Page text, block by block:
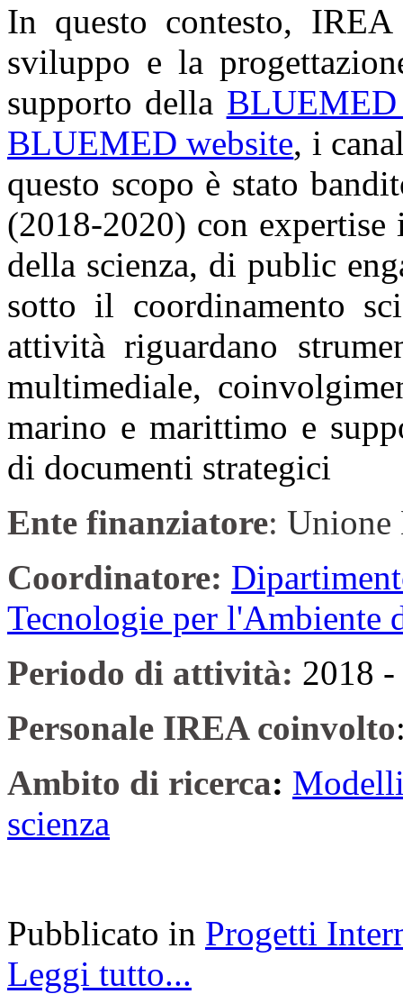
In questo contesto,
sviluppo e la
supporto della
BLUEMED website, i
questo scopo è stato
(2018-2020) con
della scienza, di public
sotto il coordinamento
attività riguardano
multimediale,
marino e marittimo e
di documenti strategici
Ente finanziatore: Unione
Coordinatore:
Tecnologie per l'Ambiente
Periodo di attività: 2018
Personale IREA coinvolto
Ambito di ricerca:
scienza
Pubblicato in Progetti
Leggi tutto...